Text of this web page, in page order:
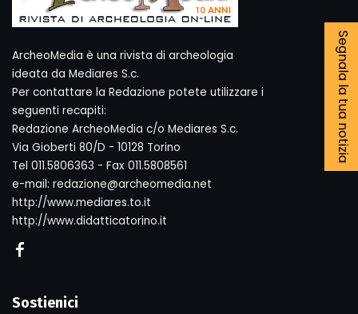
Segnala la tua notizia
ArcheoMedia è una rivista di archeologia
ideata da Mediares S.c.
Per contattare la Redazione potete utilizzare i
seguenti recapiti:
Redazione ArcheoMedia c/o Mediares S.c.
Via Gioberti 80/D - 10128 Torino
Tel 011.5806363 - Fax 011.5808561
e-mail: redazione@archeomedia.net
http://www.mediares.to.it
http://www.didatticatorino.it
Sostienici